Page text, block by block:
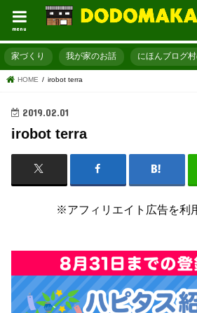
menu
家づくり 我が家のお話 にほんブログ
HOME irobot terra
2019.02.01
irobot terra
※アフィリエイト広告を利